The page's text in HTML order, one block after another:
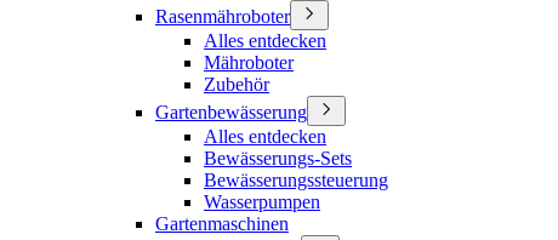
Rasenmähroboter
Alles entdecken
Mähroboter
Zubehör
Gartenbewässerung
Alles entdecken
Bewässerungs-Sets
Bewässerungssteuerung
Wasserpumpen
Gartenmaschinen